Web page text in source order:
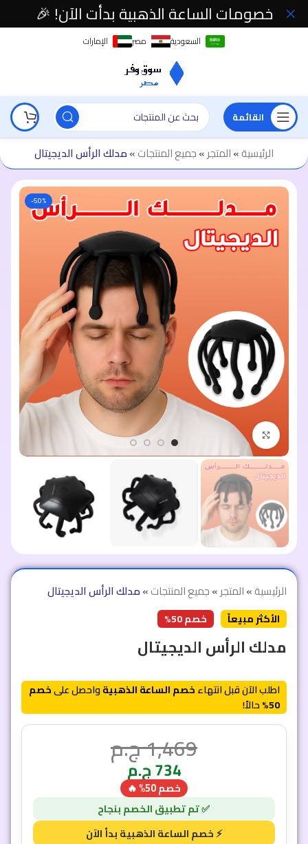
السعودية مصر الإمارات
القائمة
الرئيسية»المتجر»جميع المنتجات»مدلك الرأس الديجيتال
-50%
اضغط للتكبير
الرئيسية»المتجر»جميع المنتجات»مدلك الرأس الديجيتال
الأكثر مبيعاً خصم 50%
مدلك الرأس الديجيتال
اطلب الآن قبل انتهاءخصم الساعة الذهبيةواحصل علىخصم
50% حالاً!
1,469ج.م
734ج.م
خصم 50% 🔥
خصومات الساعة الذهبية بدأت الآن! 🎉